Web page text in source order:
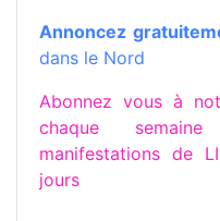
Annoncez
dans le Nord
Abonnez vous à
chaque
manifestations de
jours